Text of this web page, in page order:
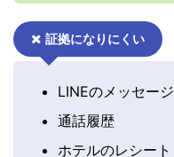
証拠になりにくい
LINEのメッセージ
通話履歴
ホテルのレシート